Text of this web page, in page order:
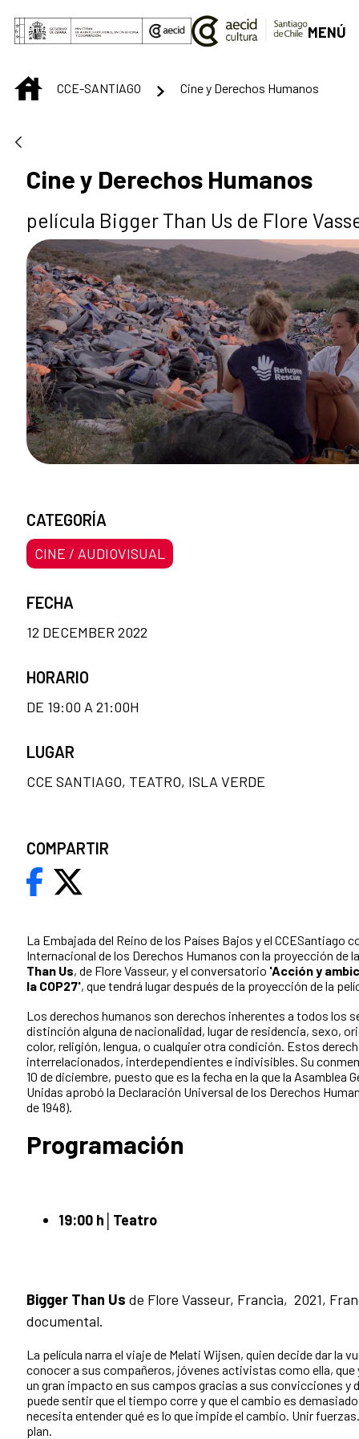
Skip to Main Content
MENÚ
INICIOCCE-SANTIAGO Cine y Derechos Humanos
Cine y Derechos Humanos
película Bigger Than Us de Flore
La Embajada del Reino de los Países Bajos y el CCESantiago
Internacional de los Derechos Humanos con la proyección de
Than Us, de Flore Vasseur, y el conversatorio 'Acción y
la COP27', que tendrá lugar después de la proyección de la
Los derechos humanos son derechos inherentes a todos los
distinción alguna de nacionalidad, lugar de residencia, sexo,
color, religión, lengua, o cualquier otra condición. Estos
interrelacionados, interdependientes e indivisibles. Su
10 de diciembre, puesto que es la fecha en la que la Asamblea
Unidas aprobó la Declaración Universal de los Derechos
de 1948).
Programación
19:00 h│ Teatro
Bigger Than Us de Flore Vasseur, Francia, 2021,
documental.
La película narra el viaje de Melati Wijsen, quien decide dar la
conocer a sus compañeros, jóvenes activistas como ella, que
un gran impacto en sus campos gracias a sus convicciones y
puede sentir que el tiempo corre y que el cambio es
necesita entender qué es lo que impide el cambio. Unir
plan.
CATEGORÍA
CINE / AUDIOVISUAL
FECHA
12 DECEMBER 2022
HORARIO
DE 19:00 A 21:00H
LUGAR
CCE SANTIAGO, TEATRO, ISLA VERDE
COMPARTIR